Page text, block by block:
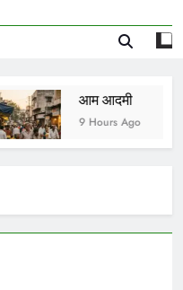
आम आदमी
9 Hours Ago